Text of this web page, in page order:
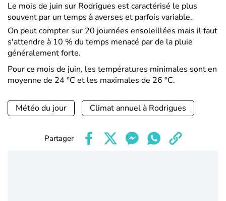
Le mois de juin sur Rodrigues est caractérisé le plus
souvent par un temps à averses et parfois variable.
On peut compter sur 20 journées ensoleillées mais il faut
s'attendre à 10 % du temps menacé par de la pluie
généralement forte.
Pour ce mois de juin, les températures minimales sont en
moyenne de 24 °C et les maximales de 26 °C.
Météo du jour Climat annuel à Rodrigues
Partager